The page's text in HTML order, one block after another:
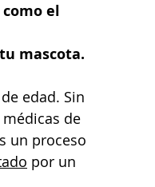
el
mascota.
edad. Sin
de
un proceso
por un